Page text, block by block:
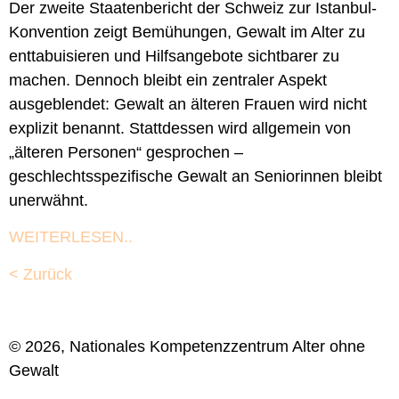
Der zweite Staatenbericht der Schweiz zur Istanbul-
Konvention zeigt Bemühungen, Gewalt im Alter zu
enttabuisieren und Hilfsangebote sichtbarer zu
machen. Dennoch bleibt ein zentraler Aspekt
ausgeblendet: Gewalt an älteren Frauen wird nicht
explizit benannt. Stattdessen wird allgemein von
„älteren Personen“ gesprochen –
geschlechtsspezifische Gewalt an Seniorinnen bleibt
unerwähnt.
WEITERLESEN..
< Zurück
© 2026, Nationales Kompetenzzentrum Alter ohne
Gewalt